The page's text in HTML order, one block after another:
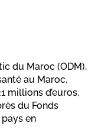
du Maroc (ODM),
au Maroc,
millions d’euros,
du Fonds
en